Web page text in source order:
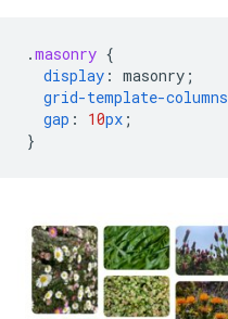
.masonry {
display : masonry ;
grid-template-columns
gap : 10px ;
}